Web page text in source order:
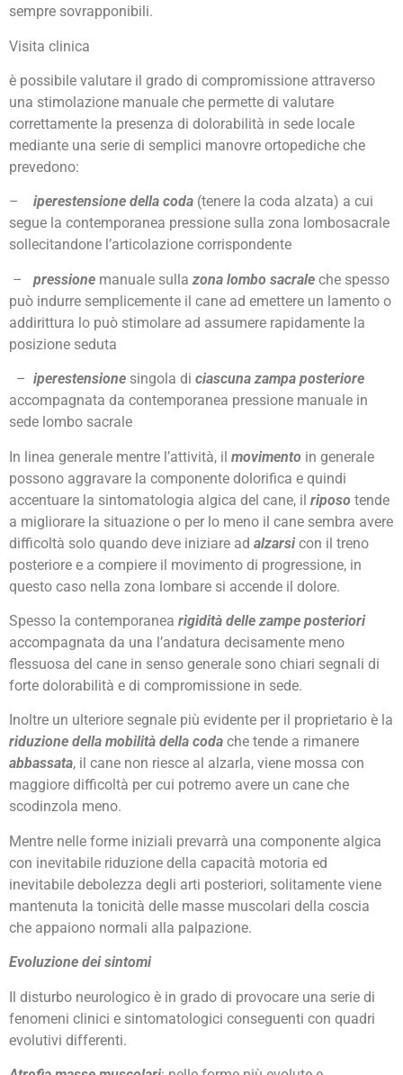
sempre sovrapponibili.
Visita clinica
è possibile valutare il grado di compromissione attraverso
una stimolazione manuale che permette di valutare
correttamente la presenza di dolorabilità in sede locale
mediante una serie di semplici manovre ortopediche che
prevedono:
– iperestensione della coda (tenere la coda alzata) a cui
segue la contemporanea pressione sulla zona lombosacrale
sollecitandone l’articolazione corrispondente
– pressione manuale sulla zona lombo sacrale che spesso
può indurre semplicemente il cane ad emettere un lamento o
addirittura lo può stimolare ad assumere rapidamente la
posizione seduta
– iperestensione singola di ciascuna zampa posteriore
accompagnata da contemporanea pressione manuale in
sede lombo sacrale
In linea generale mentre l’attività, il movimento in generale
possono aggravare la componente dolorifica e quindi
accentuare la sintomatologia algica del cane, il riposo tende
a migliorare la situazione o per lo meno il cane sembra avere
difficoltà solo quando deve iniziare ad alzarsicon il treno
posteriore e a compiere il movimento di progressione, in
questo caso nella zona lombare si accende il dolore.
Spesso la contemporanea rigidità delle zampe posteriori
accompagnata da una l’andatura decisamente meno
flessuosa del cane in senso generale sono chiari segnali di
forte dolorabilità e di compromissione in sede.
Inoltre un ulteriore segnale più evidente per il proprietario è la
riduzione della mobilità della coda che tende a rimanere
abbassata, il cane non riesce al alzarla, viene mossa con
maggiore difficoltà per cui potremo avere un cane che
scodinzola meno.
Mentre nelle forme iniziali prevarrà una componente algica
con inevitabile riduzione della capacità motoria ed
inevitabile debolezza degli arti posteriori, solitamente viene
mantenuta la tonicità delle masse muscolari della coscia
che appaiono normali alla palpazione.
Evoluzione dei sintomi
Il disturbo neurologico è in grado di provocare una serie di
fenomeni clinici e sintomatologici conseguenti con quadri
evolutivi differenti.